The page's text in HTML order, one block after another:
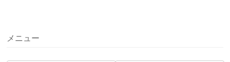
メニュー